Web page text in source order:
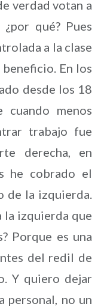
verdad votan a
qué? Pues
a la clase
En los
desde los 18
cuando menos
trabajo fue
derecha, en
he cobrado el
de la izquierda.
la izquierda que
Porque es una
del redil de
Y quiero dejar
personal, no un